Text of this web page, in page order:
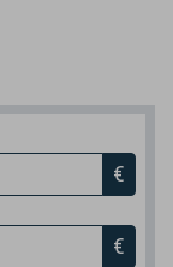
€
€